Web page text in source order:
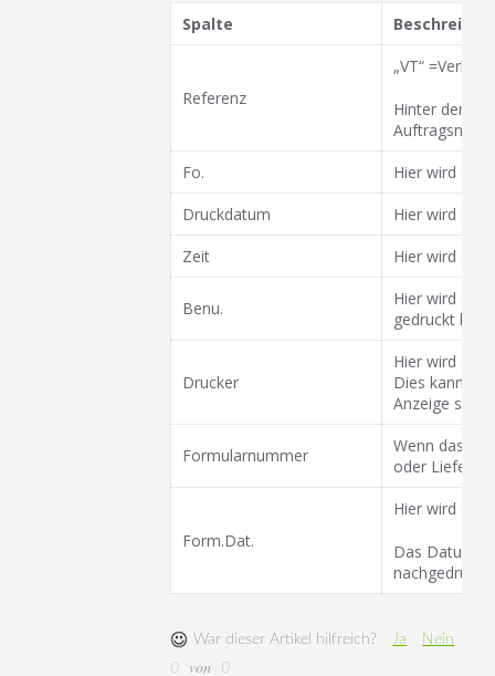
Spalte
Referenz
„VT“
Hinter dem
Fo.
Hier wird das
Druckdatum
Hier wird das
Zeit
Hier wird die
Benu.
Hier wird das
gedruckt hat,
Drucker
Hier wird
Dies kann
Anzeige sein.
Formularnummer
Wenn das
oder
Form.Dat.
Hier wird das
Das Datum
nachgedruckt
War dieser Artikel hilfreich? Ja
Nein
0
von 0